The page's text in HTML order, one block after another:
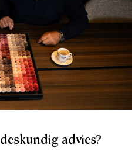
deskundig advies?